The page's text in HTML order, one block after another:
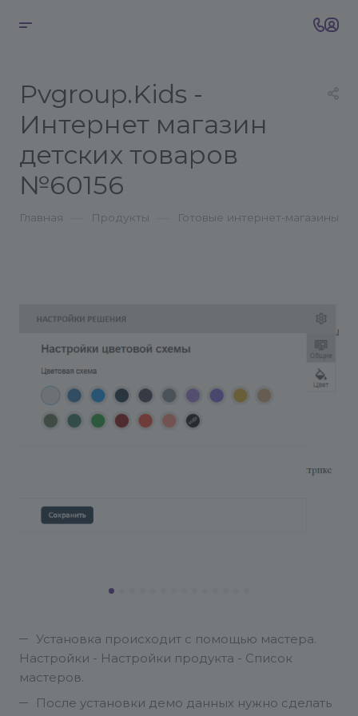
Pvgroup.Kids -
Интернет магазин
детских товаров
№60156
Главная Продукты Готовые интернет-магазины
Установка происходит с помощью мастера.
Настройки - Настройки продукта - Список
мастеров.
После установки демо данных нужно сделать